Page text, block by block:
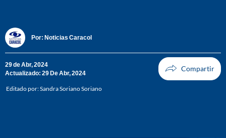
Por: Noticias Caracol
29 de Abr, 2024
Actualizado: 29 De Abr, 2024
Editado por:Sandra Soriano Soriano